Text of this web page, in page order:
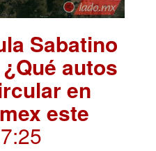
Sabatino
autos
en
este